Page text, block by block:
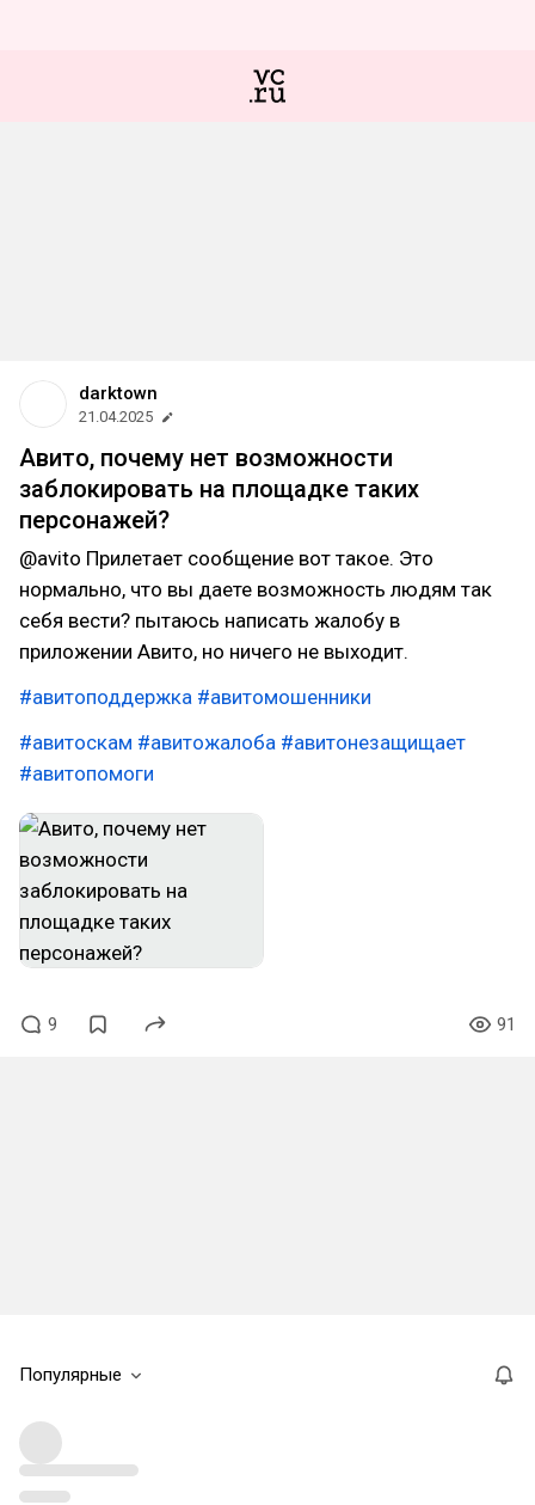
darktown
21.04.2025
Авито, почему нет возможности
заблокировать на площадке таких
персонажей?
@avito Прилетает сообщение вот такое. Это
нормально, что вы даете возможность людям так
себя вести? пытаюсь написать жалобу в
приложении Авито, но ничего не выходит.
#авитоподдержка #авитомошенники
#авитоскам #авитожалоба #авитонезащищает
#авитопомоги
9 91
Популярные